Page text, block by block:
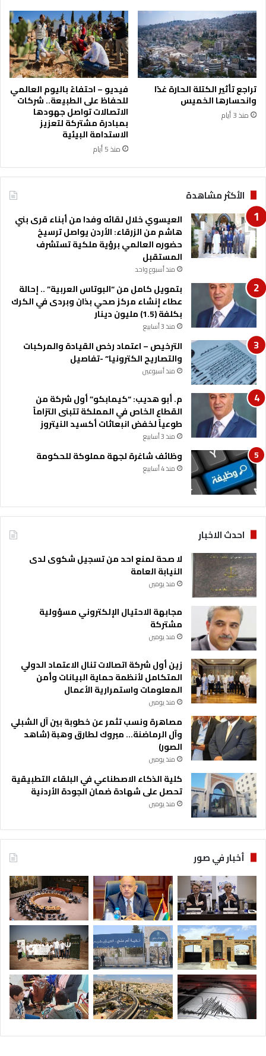
تراجع تأثير الكتلة الحارة غدًا
وانحسارها الخميس
منذ 3 أيام
فيديو – احتفاءً باليوم العالمي
للحفاظ على الطبيعة.. شركات
الاتصالات تواصل جهودها
بمبادرة مشتركة لتعزيز
الاستدامة البيئية
منذ 5 أيام
الأكثر مشاهدة
العيسوي خلال لقائه وفدا من أبناء قرى بني
هاشم من الزرقاء: الأردن يواصل ترسيخ
حضوره العالمي برؤية ملكية تستشرف
المستقبل
منذ أسبوع واحد
بتمويل كامل من “البوتاس العربية” .. إحالة
عطاء إنشاء مركز صحي بذان وبردى في الكرك
بكلفة (1.5) مليون دينار
منذ 3 أسابيع
الترخيص – اعتماد رخص القيادة والمركبات
والتصاريح الكترونيا” -تفاصيل
منذ أسبوعين
م. أبو هديب: “كيمابكو” أول شركة من
القطاع الخاص في المملكة تتبنى التزاماً
طوعياً لخفض انبعاثات أكسيد النيتروز
منذ 3 أسابيع
وظائف شاغرة لجهة مملوكة للحكومة
منذ 4 أسابيع
احدث الاخبار
لا صحة لمنع احد من تسجيل شكوى لدى
النيابة العامة
منذ يومين
مجابهة الاحتيال الإلكتروني مسؤولية
مشتركة
منذ يومين
زين أول شركة اتصالات تنال الاعتماد الدولي
المتكامل لأنظمة حماية البيانات وأمن
المعلومات واستمرارية الأعمال
منذ يومين
مصاهرة ونسب تثمر عن خطوبة بين آل الشبلي
وآل الرماضنة… مبروك لطارق وهبة (شاهد
الصور)
منذ يومين
كلية الذكاء الاصطناعي في البلقاء التطبيقية
تحصل على شهادة ضمان الجودة الأردنية
منذ يومين
أخبار في صور